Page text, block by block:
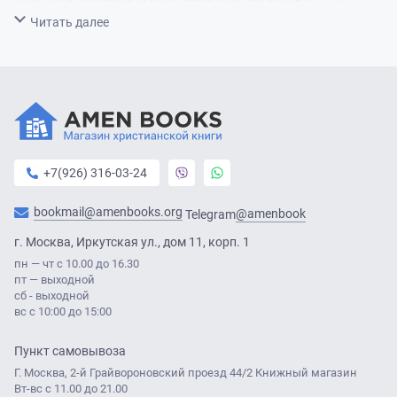
Кеннет Е. Хейгин почти 70 лет провел в служении Богу. Даже
служения Кеннета Хейгина «Семинар веры в эфире» идет
более чем на 150 радиостанциях США и по всему миру в
Интернете. Среди прочих проектов — бесплатный
по стране, школа дистанционного изучения Библии,
Международная ассоциация служителей, Ассоциация
поддержки служений и Программа помощи заключенным.
Свернуть
Читать далее
+7(926) 316-03-24
bookmail@amenbooks.org Telegram@amenbook
г. Москва, Иркутская ул., дом 11, корп. 1
пн — чт с 10.00 до 16.30
пт — выходной
сб - выходной
вс с 10:00 до 15:00
Пункт самовывоза
Г. Москва, 2-й Грайвороновский проезд 44/2 Книжный магазин
Вт-вс с 11.00 до 21.00